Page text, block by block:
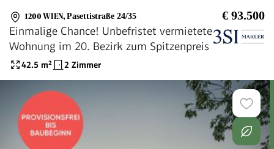
1200 WIEN, Pasettistraße 24/35 € 93.500
Einmalige Chance! Unbefristet vermietete
Wohnung im 20. Bezirk zum Spitzenpreis
42.5 m² 2 Zimmer